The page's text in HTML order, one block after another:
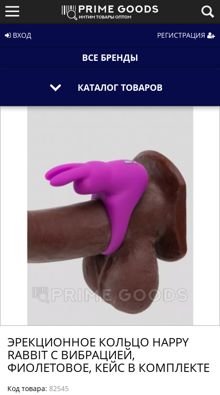
ВХОД РЕГИСТРАЦИЯ
ВСЕ БРЕНДЫ
КАТАЛОГ ТОВАРОВ
ЭРЕКЦИОННОЕ КОЛЬЦО HAPPY
RABBIT С ВИБРАЦИЕЙ,
ФИОЛЕТОВОЕ, КЕЙС В КОМПЛЕКТЕ
Код товара: 82545